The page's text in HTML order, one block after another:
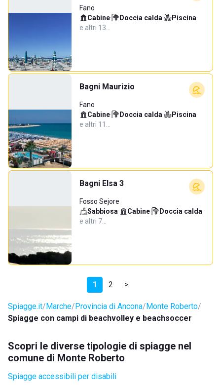
Fano
Cabine· Doccia calda· Piscina·
e altri 13…
Bagni Maurizio
Fano
Cabine· Doccia calda· Piscina·
e altri 11…
Bagni Elsa 3
Fosso Sejore
Sabbiosa· Cabine· Doccia calda·
e altri 7…
1 2 >
Spiagge.it Marche Provincia di Ancona Monte Roberto
Spiagge con campi di beachvolley e beachsoccer
Scopri le diverse tipologie di spiagge nel
comune di Monte Roberto
Spiagge accessibili per disabili